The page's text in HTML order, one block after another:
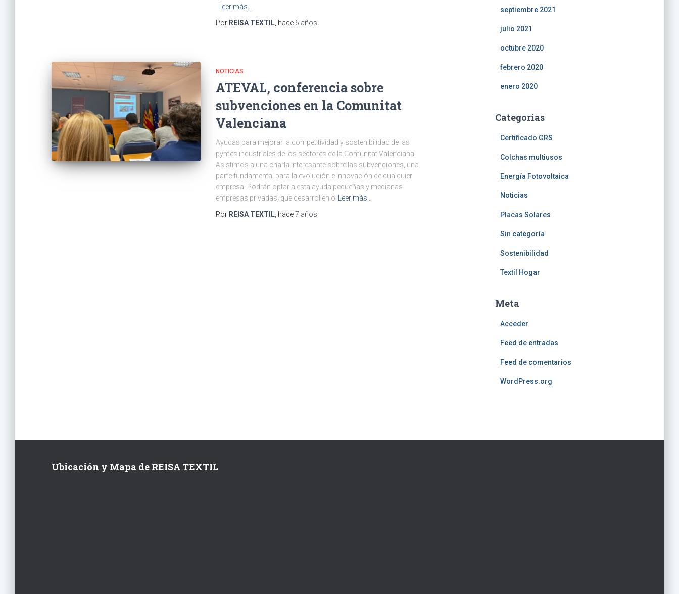
Leer más…
Por REISA TEXTIL , hace 6 años
NOTICIAS
ATEVAL, conferencia sobre
subvenciones en la Comunitat
Valenciana
Ayudas para mejorar la competitividad y sostenibilidad de las
pymes industriales de los sectores de la Comunitat Valenciana.
Asistimos a una charla interesante sobre las subvenciones, una
parte fundamental para la evolución e innovación de cualquier
empresa. Podrán optar a esta ayuda pequeñas y medianas
empresas privadas, que desarrollen o
Leer más…
Por REISA TEXTIL , hace7 años
septiembre 2021
julio 2021
octubre 2020
febrero 2020
enero 2020
Categorías
Certificado GRS
Colchas multiusos
Energía Fotovoltaica
Noticias
Placas Solares
Sin categoría
Sostenibilidad
Textil Hogar
Meta
Acceder
Feed de entradas
Feed de comentarios
WordPress.org
Ubicación y Mapa de REISA TEXTIL